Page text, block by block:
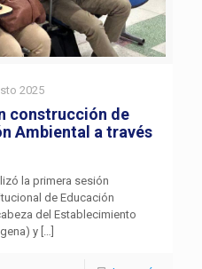
2025
construcción de
Ambiental a través
la primera sesión
de Educación
del Establecimiento
y